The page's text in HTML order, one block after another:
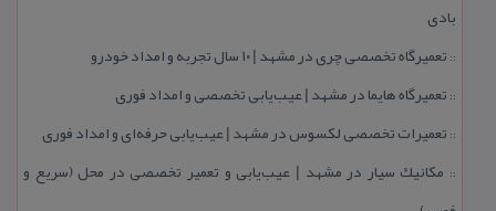
بادی
:: تعمیرگاه تخصصی چری در مشهد | ۱۰ سال تجربه و امداد خودرو
:: تعمیرگاه هایما در مشهد | عیب‌یابی تخصصی و امداد فوری
:: تعمیرات تخصصی لكسوس در مشهد | عیب‌یابی حرفه‌ای و امداد فوری
:: مكانیك سیار در مشهد | عیب‌یابی و تعمیر تخصصی در محل (سریع و